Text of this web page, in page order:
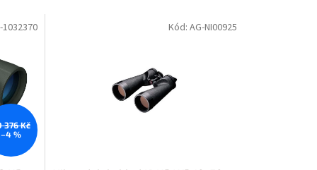
376 Kč
–4 %
1032370 Kód: AG-NI00925